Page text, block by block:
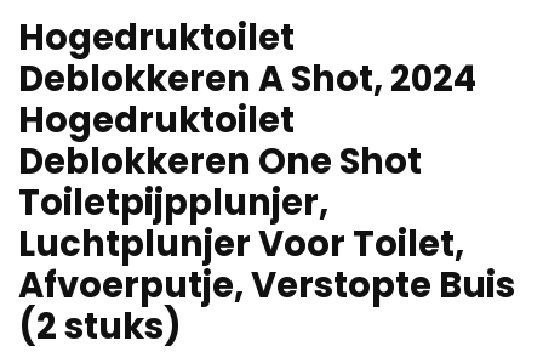
Hogedruktoilet
Deblokkeren A Shot, 2024
Hogedruktoilet
Deblokkeren One Shot
Toiletpijpplunjer,
Luchtplunjer Voor Toilet,
Afvoerputje, Verstopte Buis
(2 stuks)